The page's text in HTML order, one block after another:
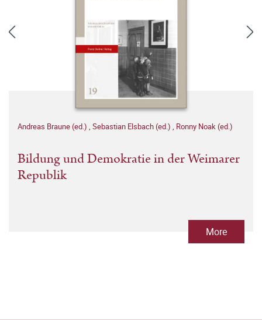
Andreas Braune (ed.) , Sebastian Elsbach (ed.) , Ronny Noak (ed.)
Bildung und Demokratie in der Weimarer
Republik
More